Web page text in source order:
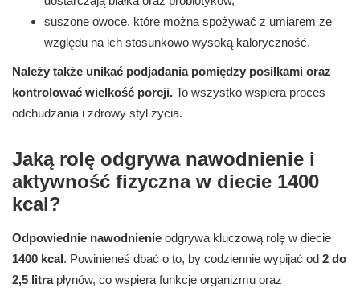
suszone owoce, które można spożywać z umiarem ze
względu na ich stosunkowo wysoką kaloryczność.
Należy także unikać podjadania pomiędzy posiłkami oraz
kontrolować wielkość porcji. To wszystko wspiera proces
odchudzania i zdrowy styl życia.
Jaką rolę odgrywa nawodnienie i
aktywność fizyczna w diecie 1400
kcal?
Odpowiednie nawodnienie odgrywa kluczową rolę w diecie
1400 kcal. Powinieneś dbać o to, by codziennie wypijać od 2 do
2,5 litrapłynów, co wspiera funkcje organizmu oraz